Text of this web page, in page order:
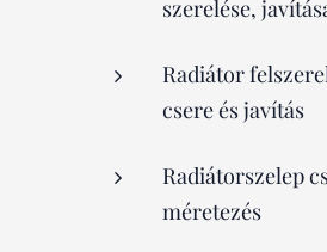
szerelése,
Radiátor
csere és javítás
Radiátorszelep
méretezés